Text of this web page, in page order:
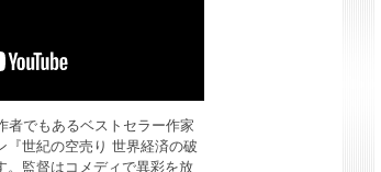
者でもあるベストセラー作家
『世紀の空売り 世界経済の破
。監督はコメディで異彩を放